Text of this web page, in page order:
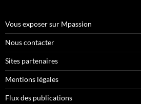
Vous exposer sur Mpassion
Nous contacter
Sites partenaires
Mentions légales
Flux des publications